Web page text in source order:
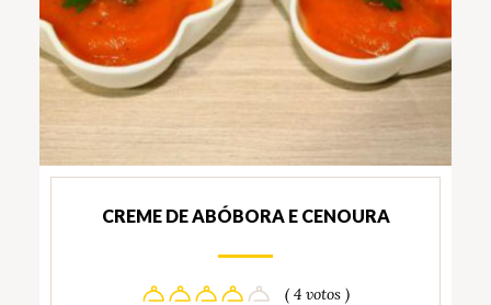
CREME DE ABÓBORA E CENOURA
( 4 votos )